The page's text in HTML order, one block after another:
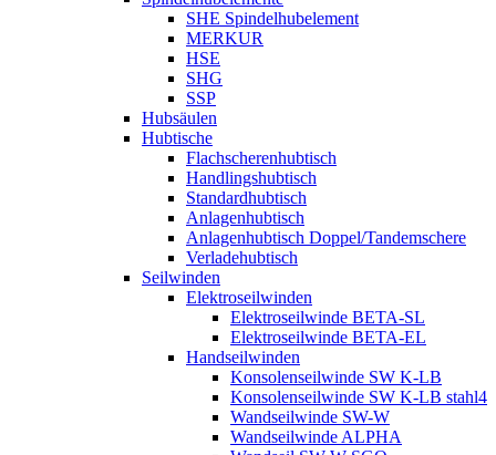
SHE Spindelhubelement
MERKUR
HSE
SHG
SSP
Hubsäulen
Hubtische
Flachscherenhubtisch
Handlingshubtisch
Standardhubtisch
Anlagenhubtisch
Anlagenhubtisch Doppel/Tandemschere
Verladehubtisch
Seilwinden
Elektroseilwinden
Elektroseilwinde BETA-SL
Elektroseilwinde BETA-EL
Handseilwinden
Konsolenseilwinde SW K-LB
Konsolenseilwinde SW K-LB stahl4
Wandseilwinde SW-W
Wandseilwinde ALPHA